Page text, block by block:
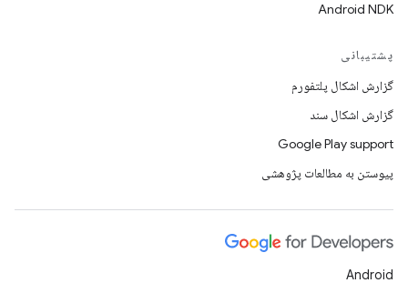
Android NDK
پشتیبانی
گزارش اشکال پلتفورم
گزارش اشکال سند
Google Play support
پیوستن به مطالعات پژوهشی
Android